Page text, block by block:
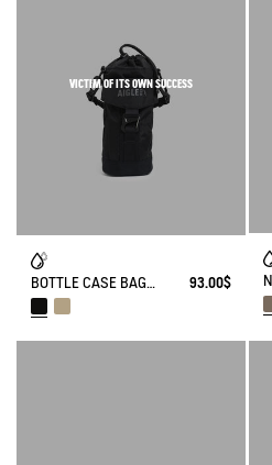
VICTIM OF ITS OWN SUCCESS
BOTTLE CASE BAG (1L) - URBAN HIKING 93.00$